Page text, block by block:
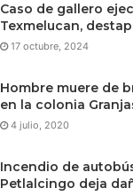
Caso de gallero
Texmelucan,
17 octubre, 2024
Hombre muere de
en la colonia
4 julio, 2020
Incendio de
Petlalcingo deja